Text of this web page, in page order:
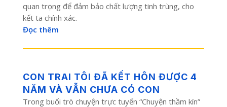
quan trọng để đảm bảo chất lượng tinh trùng, cho
kết ta chính xác.
Đọc thêm
CON TRAI TÔI ĐÃ KẾT HÔN ĐƯỢC 4
NĂM VÀ VẪN CHƯA CÓ CON
Trong buổi trò chuyện trực tuyến “Chuyện thầm kín”